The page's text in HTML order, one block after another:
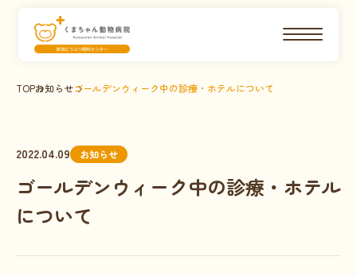
TOPお知らせゴールデンウィーク中の診療・ホテルについて
2022.04.09 お知らせ
ゴールデンウィーク中の診療・ホテル
について